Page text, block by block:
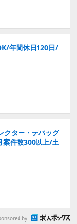
年間休日120日/
クター・デバッグ
案件数300以上/土
by